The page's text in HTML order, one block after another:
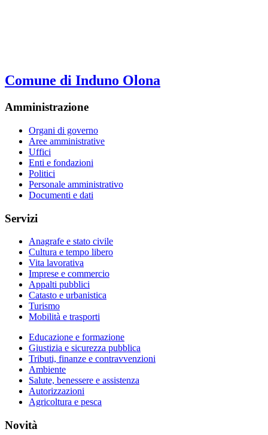
Comune di Induno Olona
Amministrazione
Organi di governo
Aree amministrative
Uffici
Enti e fondazioni
Politici
Personale amministrativo
Documenti e dati
Servizi
Anagrafe e stato civile
Cultura e tempo libero
Vita lavorativa
Imprese e commercio
Appalti pubblici
Catasto e urbanistica
Turismo
Mobilità e trasporti
Educazione e formazione
Giustizia e sicurezza pubblica
Tributi, finanze e contravvenzioni
Ambiente
Salute, benessere e assistenza
Autorizzazioni
Agricoltura e pesca
Novità